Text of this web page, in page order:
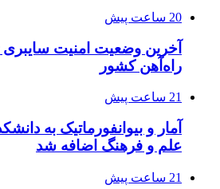
20 ساعت پیش
آخرین وضعیت امنیت
راه‌آهن کشور
21 ساعت پیش
آمار و بیوانفورماتیک به
علم و فرهنگ اضافه شد
21 ساعت پیش